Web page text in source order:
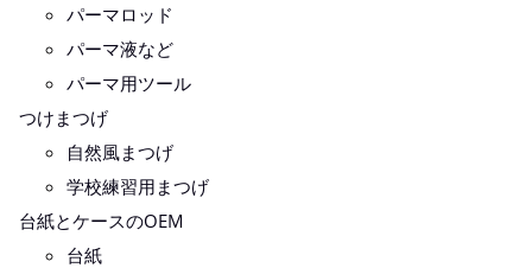
パーマロッド
パーマ液など
パーマ用ツール
つけまつげ
自然風まつげ
学校練習用まつげ
台紙とケースのOEM
台紙